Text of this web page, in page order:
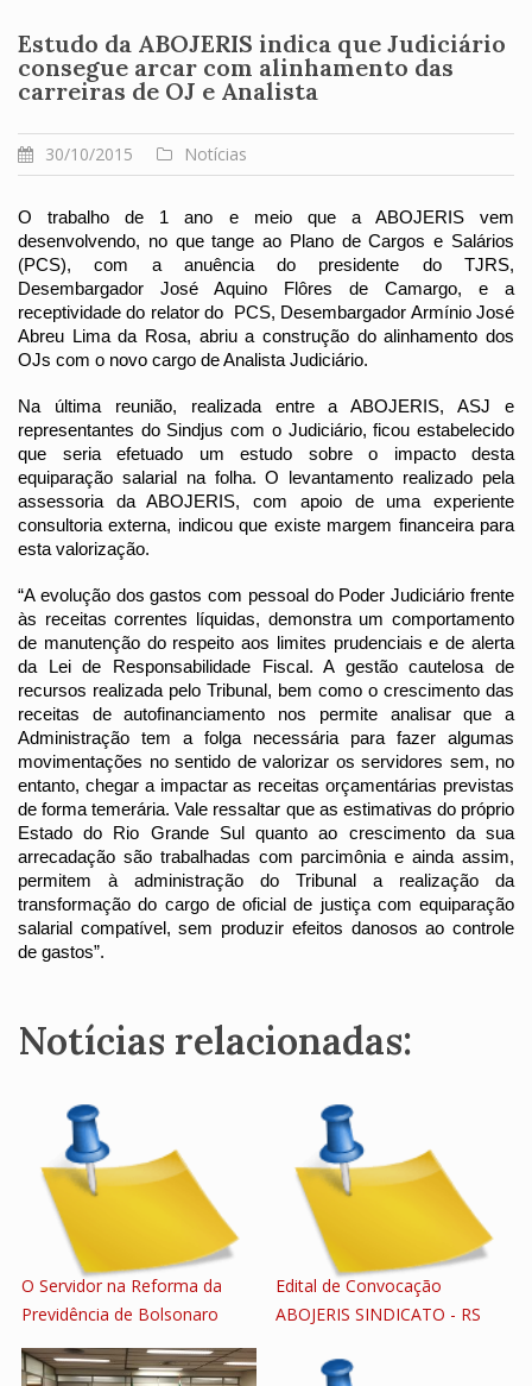
Estudo da ABOJERIS indica que Judiciário
consegue arcar com alinhamento das
carreiras de OJ e Analista
30/10/2015 Notícias
O trabalho de 1 ano e meio que a ABOJERIS vem
desenvolvendo, no que tange ao Plano de Cargos e Salários
(PCS), com a anuência do presidente do TJRS,
Desembargador José Aquino Flôres de Camargo, e a
receptividade do relator do  PCS, Desembargador Armínio José
Abreu Lima da Rosa, abriu a construção do alinhamento dos
OJs com o novo cargo de Analista Judiciário.
Na última reunião, realizada entre a ABOJERIS, ASJ e
representantes do Sindjus com o Judiciário, ficou estabelecido
que seria efetuado um estudo sobre o impacto desta
equiparação salarial na folha. O levantamento realizado pela
assessoria da ABOJERIS, com apoio de uma experiente
consultoria externa, indicou que existe margem financeira para
esta valorização.
“A evolução dos gastos com pessoal do Poder Judiciário frente
às receitas correntes líquidas, demonstra um comportamento
de manutenção do respeito aos limites prudenciais e de alerta
da Lei de Responsabilidade Fiscal. A gestão cautelosa de
recursos realizada pelo Tribunal, bem como o crescimento das
receitas de autofinanciamento nos permite analisar que a
Administração tem a folga necessária para fazer algumas
movimentações no sentido de valorizar os servidores sem, no
entanto, chegar a impactar as receitas orçamentárias previstas
de forma temerária. Vale ressaltar que as estimativas do próprio
Estado do Rio Grande Sul quanto ao crescimento da sua
arrecadação são trabalhadas com parcimônia e ainda assim,
permitem à administração do Tribunal a realização da
transformação do cargo de oficial de justiça com equiparação
salarial compatível, sem produzir efeitos danosos ao controle
de gastos”.
Notícias relacionadas:
O Servidor na Reforma da
Previdência de Bolsonaro
Edital de Convocação
ABOJERIS SINDICATO - RS